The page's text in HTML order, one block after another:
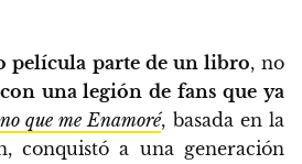
película parte de un libro, no
una legión de fans que ya
que me Enamoré, basada en la
conquistó a una generación